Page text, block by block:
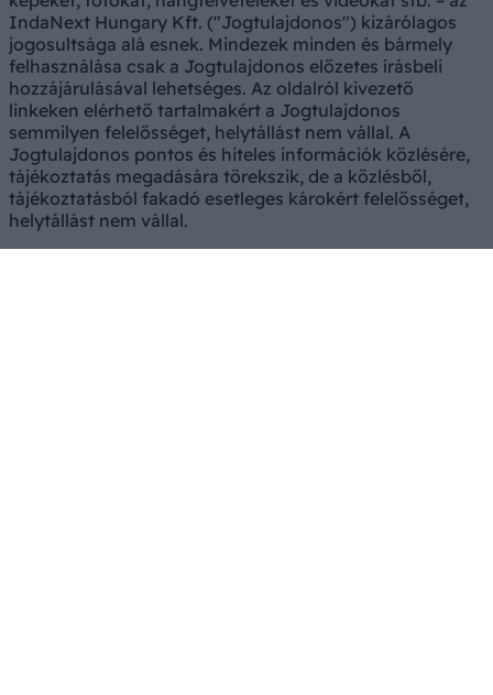
IndaNext Hungary Kft. ("Jogtulajdonos") kizárólagos
jogosultsága alá esnek. Mindezek minden és bármely
felhasználása csak a Jogtulajdonos előzetes írásbeli
hozzájárulásával lehetséges. Az oldalról kivezető
linkeken elérhető tartalmakért a Jogtulajdonos
semmilyen felelősséget, helytállást nem vállal. A
Jogtulajdonos pontos és hiteles információk közlésére,
tájékoztatás megadására törekszik, de a közlésből,
tájékoztatásból fakadó esetleges károkért felelősséget,
helytállást nem vállal.